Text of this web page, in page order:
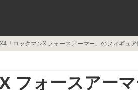
「ロックマンX フォースアーマー」のフィギュア
フォースアー